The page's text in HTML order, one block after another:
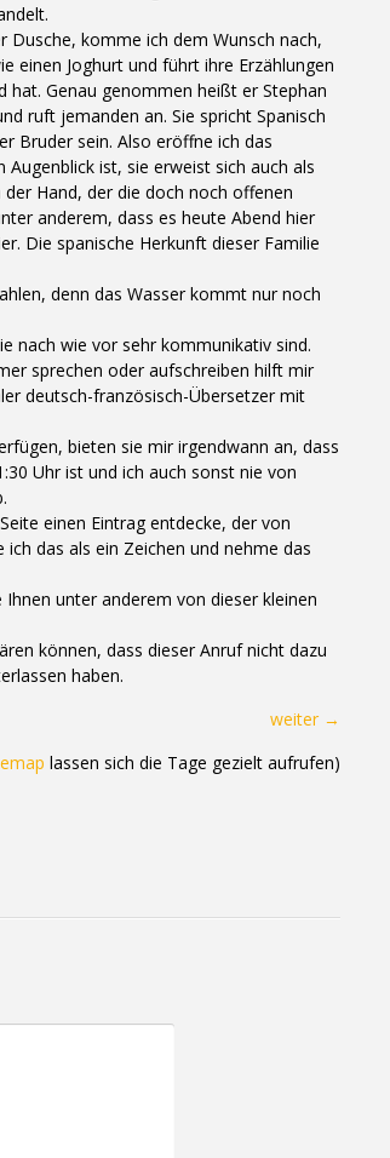
Dusche, komme ich dem Wunsch nach,
einen Joghurt und führt ihre Erzählungen
hat. Genau genommen heißt er Stephan
ruft jemanden an. Sie spricht Spanisch
Bruder sein. Also eröffne ich das
ist, sie erweist sich auch als
Hand, der die doch noch offenen
anderem, dass es heute Abend hier
Die spanische Herkunft dieser Familie
denn das Wasser kommt nur noch
nach wie vor sehr kommunikativ sind.
sprechen oder aufschreiben hilft mir
deutsch-französisch-Übersetzer mit
bieten sie mir irgendwann an, dass
Uhr ist und ich auch sonst nie von
einen Eintrag entdecke, der von
das als ein Zeichen und nehme das
unter anderem von dieser kleinen
können, dass dieser Anruf nicht dazu
haben.
weiter →
lassen sich die Tage gezielt aufrufen)